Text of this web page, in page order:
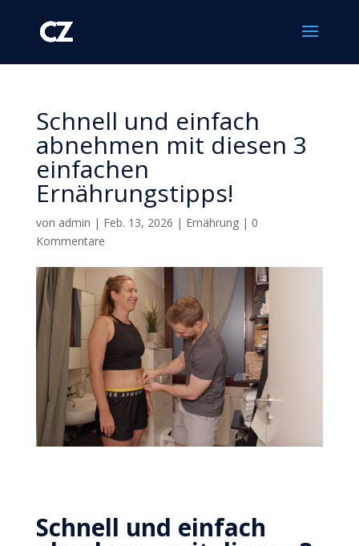
Schnell und einfach
abnehmen mit diesen 3
einfachen
Ernährungstipps!
von admin | Feb. 13, 2026 | Ernährung| 0
Kommentare
Schnell und einfach